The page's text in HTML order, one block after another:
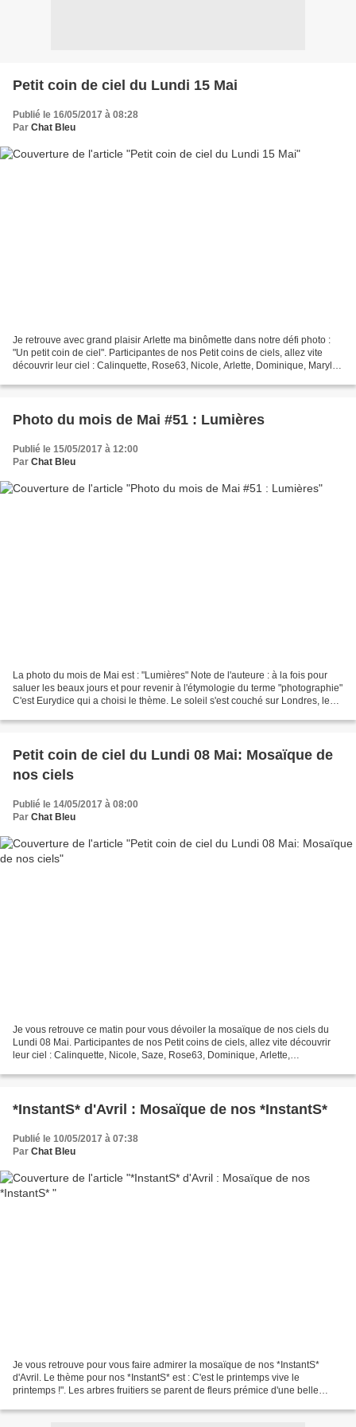
Petit coin de ciel du Lundi 15 Mai
Publié le 16/05/2017 à 08:28
Par Chat Bleu
Je retrouve avec grand plaisir Arlette ma binômette dans notre défi photo :
"Un petit coin de ciel". Participantes de nos Petit coins de ciels, allez vite
découvrir leur ciel : Calinquette, Rose63, Nicole, Arlette, Dominique, Marylou
Photo du mois de Mai #51 : Lumières
Publié le 15/05/2017 à 12:00
Par Chat Bleu
La photo du mois de Mai est : "Lumières" Note de l'auteure : à la fois pour
saluer les beaux jours et pour revenir à l'étymologie du terme "photographie"
C'est Eurydice qui a choisi le thème. Le soleil s'est couché sur Londres, les
Petit coin de ciel du Lundi 08 Mai: Mosaïque de
nos ciels
Publié le 14/05/2017 à 08:00
Par Chat Bleu
Je vous retrouve ce matin pour vous dévoiler la mosaïque de nos ciels du
Lundi 08 Mai. Participantes de nos Petit coins de ciels, allez vite découvrir
leur ciel : Calinquette, Nicole, Saze, Rose63, Dominique, Arlette,
*InstantS* d'Avril : Mosaïque de nos *InstantS*
Publié le 10/05/2017 à 07:38
Par Chat Bleu
Je vous retrouve pour vous faire admirer la mosaïque de nos *InstantS*
d'Avril. Le thème pour nos *InstantS* est : C'est le printemps vive le
printemps !". Les arbres fruitiers se parent de fleurs prémice d'une belle